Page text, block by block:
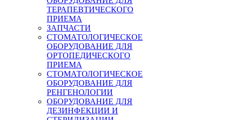
ТЕРАПЕВТИЧЕСКОГО
ПРИЕМА
ЗАПЧАСТИ
СТОМАТОЛОГИЧЕСКОЕ
ОБОРУДОВАНИЕ ДЛЯ
ОРТОПЕДИЧЕСКОГО
ПРИЕМА
СТОМАТОЛОГИЧЕСКОЕ
ОБОРУДОВАНИЕ ДЛЯ
РЕНГЕНОЛОГИИ
ОБОРУДОВАНИЕ ДЛЯ
ДЕЗИНФЕКЦИИ И